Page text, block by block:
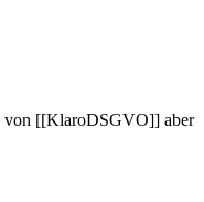
von [[KlaroDSGVO]] aber